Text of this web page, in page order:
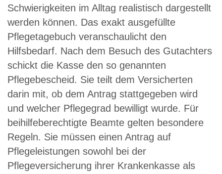
Schwierigkeiten im Alltag realistisch dargestellt
werden können. Das exakt ausgefüllte
Pflegetagebuch veranschaulicht den
Hilfsbedarf. Nach dem Besuch des Gutachters
schickt die Kasse den so genannten
Pflegebescheid. Sie teilt dem Versicherten
darin mit, ob dem Antrag stattgegeben wird
und welcher Pflegegrad bewilligt wurde. Für
beihilfeberechtigte Beamte gelten besondere
Regeln. Sie müssen einen Antrag auf
Pflegeleistungen sowohl bei der
Pflegeversicherung ihrer Krankenkasse als